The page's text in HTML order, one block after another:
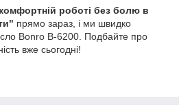
роботі без болю в
прямо зараз, і ми швидко
Bonro B-6200. Подбайте про
вже сьогодні!